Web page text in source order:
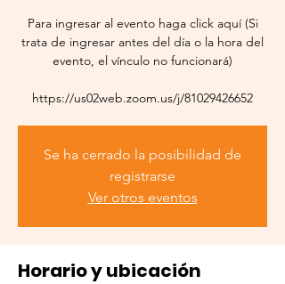
Para ingresar al evento haga click aquí (Si
trata de ingresar antes del día o la hora del
evento, el vínculo no funcionará)
https://us02web.zoom.us/j/81029426652
Se ha cerrado la posibilidad de
registrarse
Ver otros eventos
Horario y ubicación